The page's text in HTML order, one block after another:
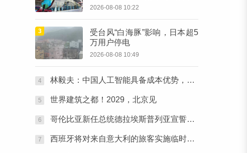
下线
2026-08-08 10:22
3
受台风“白海豚”影响，日本超5
万用户停电
2026-08-08 10:49
4 林毅夫：中国人工智能具备成本优势，对中国与美国竞争有信心
5 世界建筑之都！2029，北京见
6 哥伦比亚新任总统德拉埃斯普列亚宣誓就职
7 西班牙将对来自意大利的旅客实施临时边境检查